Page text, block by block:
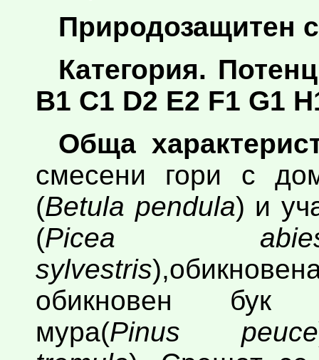
Природозащитен
Категория.
B1 C1 D2 E2 F1 G1
Обща
смесени гори с
(Betula pendula) и
(Picea
sylvestris
обикновен
мура(Pinus peuce